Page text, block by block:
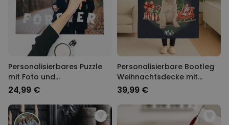
Personalisierbares Puzzle
mit Foto und
geschwungenem Text
24,99 €
Personalisierbare Bootleg
Weihnachtsdecke mit
Haustier
39,99 €